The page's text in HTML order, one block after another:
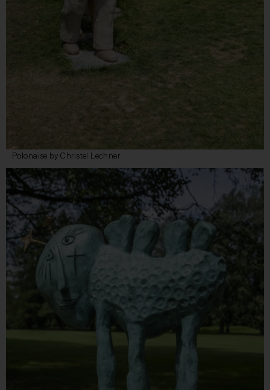
Polonaise by Christel Lechner